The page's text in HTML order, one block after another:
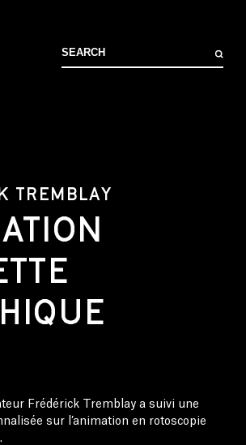
TREMBLAY
Frédérick Tremblay a suivi une
sur l’animation en rotoscopie